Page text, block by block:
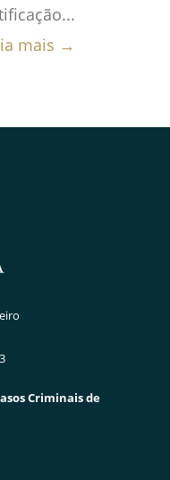
mais →
Criminais de